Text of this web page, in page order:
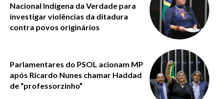
Nacional Indígena da Verdade para
investigar violências da ditadura
contra povos originários
Parlamentares do PSOL acionam MP
após Ricardo Nunes chamar Haddad
de “professorzinho”